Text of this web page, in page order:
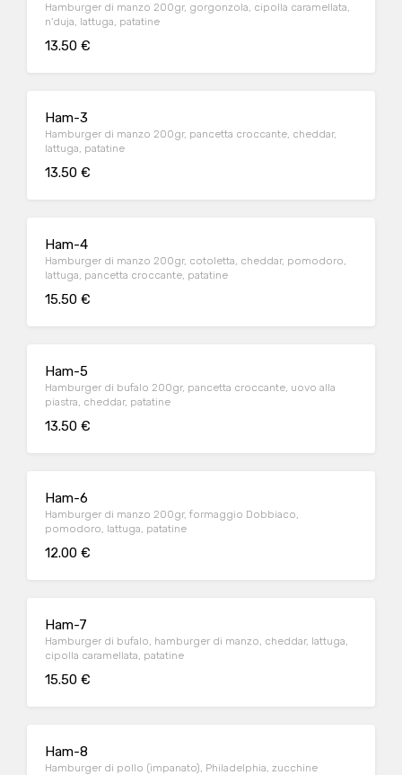
Hamburger di manzo 200gr, gorgonzola, cipolla caramellata,
n'duja, lattuga, patatine
13.50 €
Ham-3
Hamburger di manzo 200gr, pancetta croccante, cheddar,
lattuga, patatine
13.50 €
Ham-4
Hamburger di manzo 200gr, cotoletta, cheddar, pomodoro,
lattuga, pancetta croccante, patatine
15.50 €
Ham-5
Hamburger di bufalo 200gr, pancetta croccante, uovo alla
piastra, cheddar, patatine
13.50 €
Ham-6
Hamburger di manzo 200gr, formaggio Dobbiaco,
pomodoro, lattuga, patatine
12.00 €
Ham-7
Hamburger di bufalo, hamburger di manzo, cheddar, lattuga,
cipolla caramellata, patatine
15.50 €
Ham-8
Hamburger di pollo (impanato), Philadelphia, zucchine